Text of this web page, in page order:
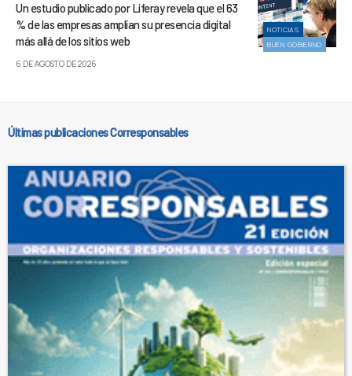
NOTICIAS
BUEN GOBIERNO
Un estudio publicado por Liferay revela que el 63
% de las empresas amplían su presencia digital
más allá de los sitios web
6 DE AGOSTO DE 2026
Últimas publicaciones Corresponsables